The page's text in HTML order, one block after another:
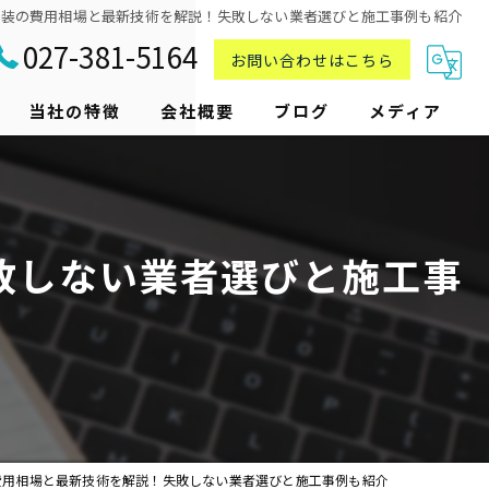
の費用相場と最新技術を解説！失敗しない業者選びと施工事例も紹介
027-381-5164 お問い合わせはこちら
当社の特徴
戸建て
シーリング
店舗
会社概要 ブログ メディア
ない業者選びと施工事
相場と最新技術を解説！失敗しない業者選びと施工事例も紹介